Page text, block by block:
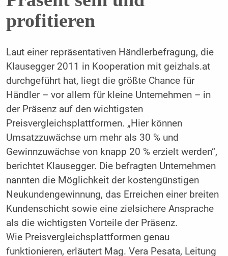
profitieren
Laut einer repräsentativen Händlerbefragung, die
Klausegger 2011 in Kooperation mit geizhals.at
durchgeführt hat, liegt die größte Chance für
Händler – vor allem für kleine Unternehmen – in
der Präsenz auf den wichtigsten
Preisvergleichsplattformen. „Hier können
Umsatzzuwächse um mehr als 30 % und
Gewinnzuwächse von knapp 20 % erzielt werden“,
berichtet Klausegger. Die befragten Unternehmen
nannten die Möglichkeit der kostengünstigen
Neukundengewinnung, das Erreichen einer breiten
Kundenschicht sowie eine zielsichere Ansprache
als die wichtigsten Vorteile der Präsenz.
Wie Preisvergleichsplattformen genau
funktionieren, erläutert Mag. Vera Pesata, Leitung